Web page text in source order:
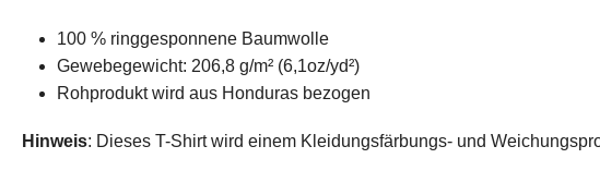
100 % ringgesponnene Baumwolle
Gewebegewicht: 206,8 g/m² (6,1oz/yd²)
Rohprodukt wird aus Honduras bezogen
Hinweis: Dieses T-Shirt wird einem Kleidungsfärbungs- und